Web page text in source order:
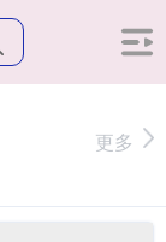
更多